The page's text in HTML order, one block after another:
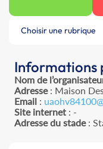
Choisir une rubrique
Informations
Nom de
Adresse: Maison
Email :
Site internet : -
Adresse du stade: